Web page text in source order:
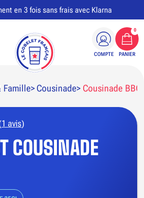
en 3 fois sans frais avec Klarna
COMPTE PANIER
0
Famille Cousinade Cousinade BBQ
1 avis)
COUSINADE